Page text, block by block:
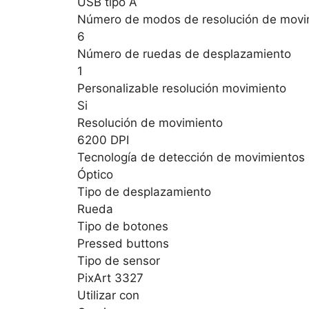
Número de modos de resolución de
6
Número de ruedas de desplazamiento
1
Personalizable resolución movimiento
Si
Resolución de movimiento
6200 DPI
Tecnología de detección de movimientos
Óptico
Tipo de desplazamiento
Rueda
Tipo de botones
Pressed buttons
Tipo de sensor
PixArt 3327
Utilizar con